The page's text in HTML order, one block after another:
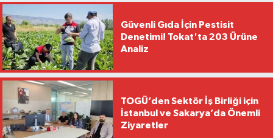
Güvenli Gıda İçin Pestisit
Denetimi! Tokat'ta 203 Ürüne
Analiz
TOGÜ’den Sektör İş Birliği için
İstanbul ve Sakarya’da Önemli
Ziyaretler